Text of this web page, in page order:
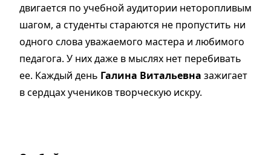
двигается по учебной аудитории неторопливым
шагом, а студенты стараются не пропустить ни
одного слова уважаемого мастера и любимого
педагога. У них даже в мыслях нет перебивать
ее. Каждый день Галина Витальевна зажигает
в сердцах учеников творческую искру.